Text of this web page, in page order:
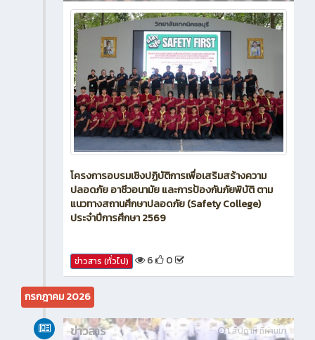
โครงการอบรมเชิงปฏิบัติการเพื่อเสริมสร้างความ
ปลอดภัย อาชีวอนามัย และการป้องกันภัยพิบัติ ตาม
แนวทางสถานศึกษาปลอดภัย (Safety College)
ประจำปีการศึกษา 2569
ข่าวสาร (ทั่วไป) 6 0
กรกฎาคม 2026
1 สัปดาห์ ที่ผ่านมา
ข่าวสาร